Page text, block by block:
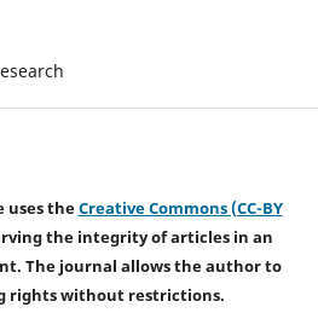
uses theCreative Commons (CC-BY
the integrity of articles in an
The journal allows the author to
rights without restrictions.